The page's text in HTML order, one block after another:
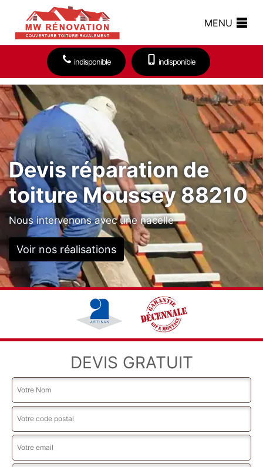
MENU
indisponible indisponible
Devis réparation de
toiture Moussey 88210
Nous intervenons avec une nacelle
Voir nos réalisations
DEVIS GRATUIT